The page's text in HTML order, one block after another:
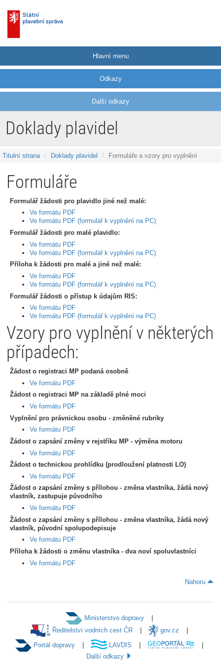
Hlavní menu
Odkazy
Další odkazy
Doklady plavidel
Titulní strana Doklady plavidel Formuláře a vzory pro vyplnění
Formuláře
Formulář žádosti pro plavidlo jiné než malé:
Ve formátu PDF
Ve formátu PDF (formulář k vyplnění na PC)
Formulář žádosti pro malé plavidlo:
Ve formátu PDF
Ve formátu PDF (formulář k vyplnění na PC)
Příloha k žádosti pro malé a jiné než malé:
Ve formátu PDF
Ve formátu PDF (formulář k vyplnění na PC)
Formulář žádosti o přístup k údajům RIS:
Ve formátu PDF
Ve formátu PDF (formulář k vyplnění na PC)
Vzory pro vyplnění v některých
případech:
Žádost o registraci MP podaná osobně
Ve formátu PDF
Žádost o registraci MP na základě plné moci
Ve formátu PDF
Vyplnění pro právnickou osobu - změněné rubriky
Ve formátu PDF
Žádost o zapsání změny v rejstříku MP - výměna motoru
Ve formátu PDF
Žádost o technickou prohlídku (prodloužení platnosti LO)
Ve formátu PDF
Žádost o zapsání změny s přílohou - změna vlastníka, žádá nový
vlastník, zastupuje původního
Ve formátu PDF
Žádost o zapsání změny s přílohou - změna vlastníka, žádá nový
vlastník, původní spolupodepisuje
Ve formátu PDF
Příloha k žádosti o změnu vlastníka - dva noví spoluvlastníci
Ve formátu PDF
Nahoru
Ministerstvo dopravy
Ředitelství vodních cest ČR
gov.cz
Portál dopravy
LAVDIS
Další odkazy